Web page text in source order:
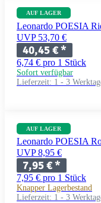
AUF LAGER
Leonardo POESIA
UVP 53,70 €
40,45 €*
6,74 € pro 1 Stück
Sofort verfügbar
Lieferzeit: 1 - 3
AUF LAGER
Leonardo POESIA
UVP 8,95 €
7,95 €*
7,95 € pro 1 Stück
Knapper Lagerbestand
Lieferzeit: 1 - 3